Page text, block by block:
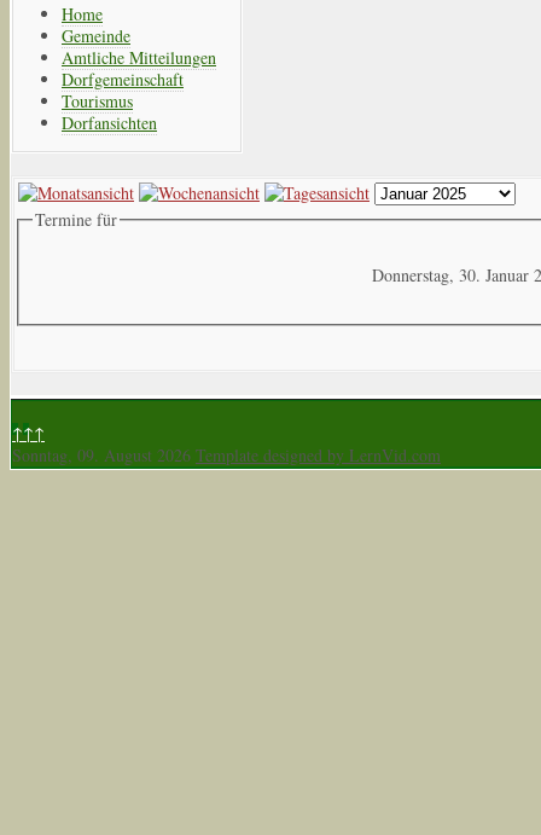
Home
Gemeinde
Amtliche Mitteilungen
Dorfgemeinschaft
Tourismus
Dorfansichten
Termine für
Donnerstag, 30. Januar
↑↑↑
Sonntag, 09. August 2026 Template designed by LernVid.com